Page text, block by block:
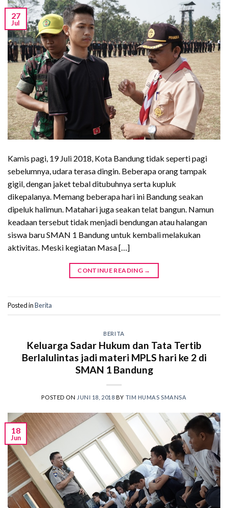
27
Jul
Kamis pagi, 19 Juli 2018, Kota Bandung tidak seperti pagi
sebelumnya, udara terasa dingin. Beberapa orang tampak
gigil, dengan jaket tebal ditubuhnya serta kupluk
dikepalanya. Memang beberapa hari ini Bandung seakan
dipeluk halimun. Matahari juga seakan telat bangun. Namun
keadaan tersebut tidak menjadi bendungan atau halangan
siswa baru SMAN 1 Bandung untuk kembali melakukan
aktivitas. Meski kegiatan Masa […]
CONTINUE READING →
Posted inBerita
BERITA
Keluarga Sadar Hukum dan Tata Tertib
Berlalulintas jadi materi MPLS hari ke 2 di
SMAN 1 Bandung
POSTED ON JUNI 18, 2018 BY TIM HUMAS SMANSA
18
Jun